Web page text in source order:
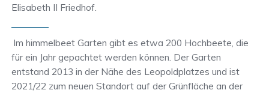
Elisabeth II Friedhof.
Im himmelbeet Garten gibt es etwa 200 Hochbeete, die
für ein Jahr gepachtet werden können. Der Garten
entstand 2013 in der Nähe des Leopoldplatzes und ist
2021/22 zum neuen Standort auf der Grünfläche an der